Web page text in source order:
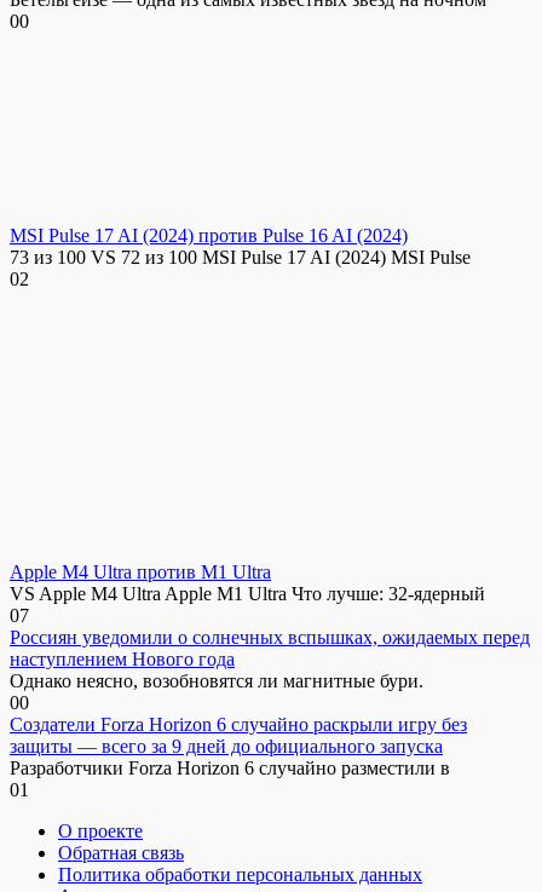
00
MSI Pulse 17 AI (2024) против Pulse 16 AI (2024)
73 из 100 VS 72 из 100 MSI Pulse 17 AI (2024) MSI Pulse
02
Apple M4 Ultra против M1 Ultra
VS Apple M4 Ultra Apple M1 Ultra Что лучше: 32-ядерный
07
Россиян уведомили о солнечных вспышках, ожидаемых перед
наступлением Нового года
Однако неясно, возобновятся ли магнитные бури.
00
Создатели Forza Horizon 6 случайно раскрыли игру без
защиты — всего за 9 дней до официального запуска
Разработчики Forza Horizon 6 случайно разместили в
01
О проекте
Обратная связь
Политика обработки персональных данных